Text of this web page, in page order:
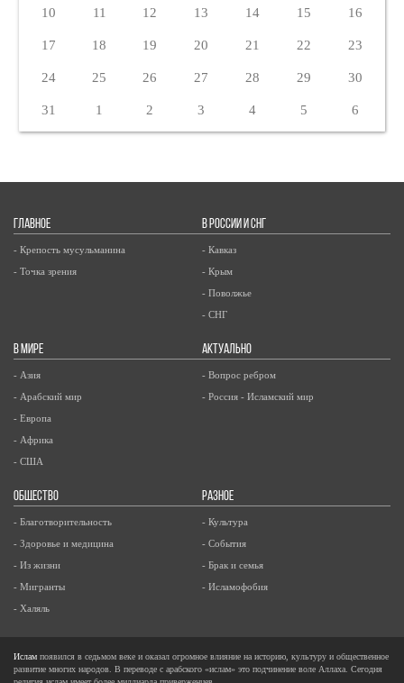
10 11 12 13 14 15 16
17 18 19 20 21 22 23
24 25 26 27 28 29 30
31 1 2 3 4 5 6
ГЛАВНОЕ
- Крепость мусульманина
- Точка зрения
В РОССИИ И СНГ
- Кавказ
- Крым
- Поволжье
- СНГ
В МИРЕ
- Азия
- Арабский мир
- Европа
- Африка
- США
АКТУАЛЬНО
- Вопрос ребром
- Россия - Исламский мир
ОБЩЕСТВО
- Благотворительность
- Здоровье и медицина
- Из жизни
- Мигранты
- Халяль
РАЗНОЕ
- Культура
- События
- Брак и семья
- Исламофобия
Ислам появился в седьмом веке и оказал огромное влияние на историю, культуру и общественное
развитие многих народов. В переводе с арабского «ислам» это подчинение воле Аллаха. Сегодня